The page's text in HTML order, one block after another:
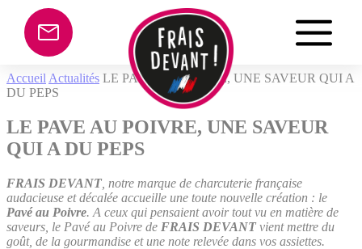
Panneau de gestion des cookies
Accueil Actualités LE PAVE AU POIVRE, UNE SAVEUR QUI A
DU PEPS
LE PAVE AU POIVRE, UNE SAVEUR
QUI A DU PEPS
FRAIS DEVANT, notre marque de charcuterie française
audacieuse et décalée accueille une toute nouvelle création : le
Pavé au Poivre. A ceux qui pensaient avoir tout vu en matière de
saveurs, le Pavé au Poivre de FRAIS DEVANTvient mettre du
goût, de la gourmandise et une note relevée dans vos assiettes.